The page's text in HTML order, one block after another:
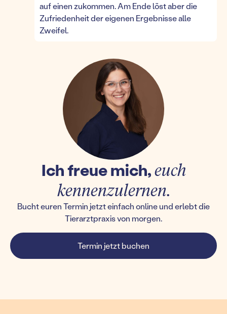
auf einen zukommen. Am Ende löst aber die
Zufriedenheit der eigenen Ergebnisse alle
Zweifel.
Ich freue mich,euch
kennenzulernen.
Bucht euren Termin jetzt einfach online und erlebt die
Tierarztpraxis von morgen.
Termin jetzt buchen